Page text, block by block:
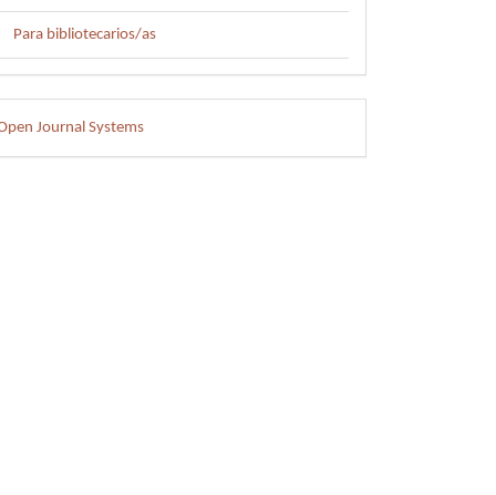
Para bibliotecarios/as
Journal Systems